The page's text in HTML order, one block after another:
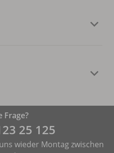
Frage?
25 125
wieder Montag zwischen